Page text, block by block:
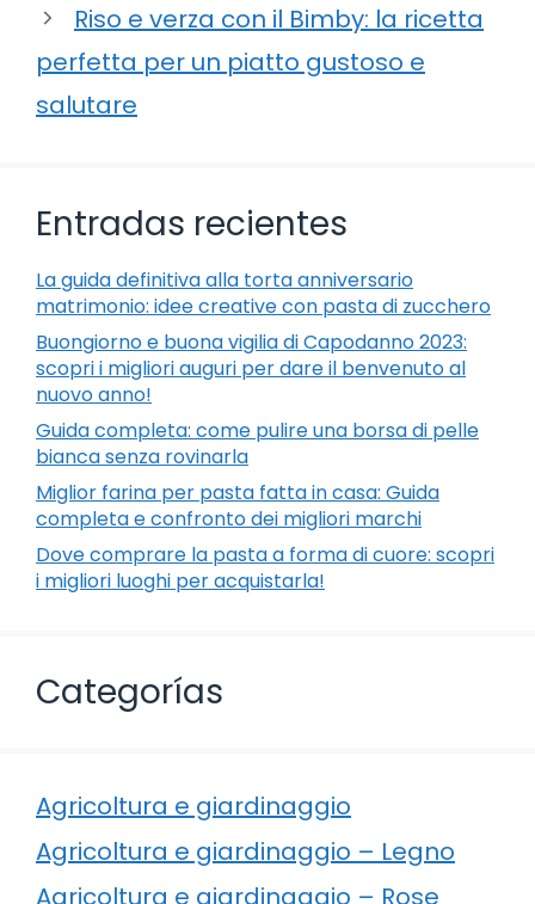
Riso e verza con il Bimby: la ricetta
perfetta per un piatto gustoso e
salutare
Entradas recientes
La guida definitiva alla torta anniversario
matrimonio: idee creative con pasta di zucchero
Buongiorno e buona vigilia di Capodanno 2023:
scopri i migliori auguri per dare il benvenuto al
nuovo anno!
Guida completa: come pulire una borsa di pelle
bianca senza rovinarla
Miglior farina per pasta fatta in casa: Guida
completa e confronto dei migliori marchi
Dove comprare la pasta a forma di cuore: scopri
i migliori luoghi per acquistarla!
Categorías
Agricoltura e giardinaggio
Agricoltura e giardinaggio – Legno
Agricoltura e giardinaggio – Rose